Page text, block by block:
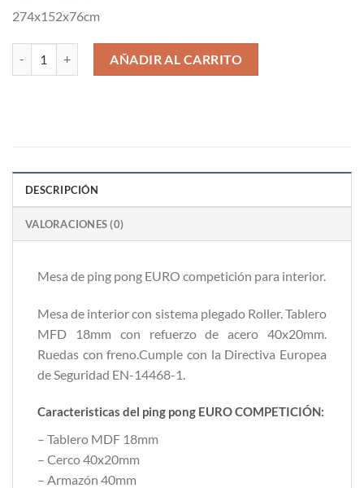
274x152x76cm
Mesa de ping pong modelo EURO COMPETICIÓN cantidad
AÑADIR AL CARRITO
DESCRIPCIÓN
VALORACIONES (0)
Mesa de ping pong EURO competición para interior.
Mesa de interior con sistema plegado Roller. Tablero
MFD 18mm con refuerzo de acero 40x20mm.
Ruedas con freno.Cumple con la Directiva Europea
de Seguridad EN-14468-1.
Caracteristicas del ping pong EURO COMPETICIÓN:
– Tablero MDF 18mm
– Cerco 40x20mm
– Armazón 40mm